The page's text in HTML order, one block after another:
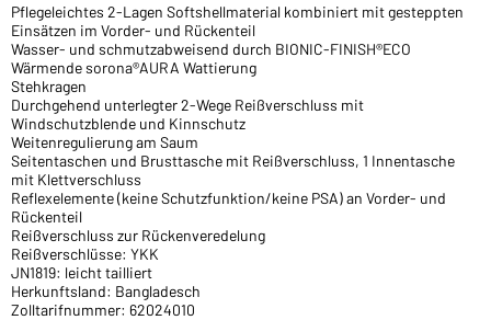
Pflegeleichtes 2-Lagen Softshellmaterial kombiniert mit gesteppten
Einsätzen im Vorder- und Rückenteil
Wasser- und schmutzabweisend durch BIONIC-FINISH®ECO
Wärmende sorona®AURA Wattierung
Stehkragen
Durchgehend unterlegter 2-Wege Reißverschluss mit
Windschutzblende und Kinnschutz
Weitenregulierung am Saum
Seitentaschen und Brusttasche mit Reißverschluss, 1 Innentasche
mit Klettverschluss
Reflexelemente (keine Schutzfunktion/keine PSA) an Vorder- und
Rückenteil
Reißverschluss zur Rückenveredelung
Reißverschlüsse: YKK
JN1819: leicht tailliert
Herkunftsland: Bangladesch
Zolltarifnummer: 62024010